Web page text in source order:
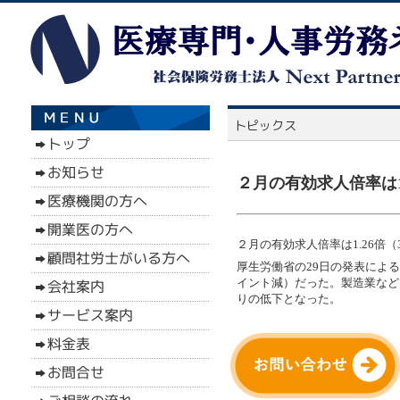
２月の有効求人倍率
２月の有効求人倍率は1.26倍
厚生労働省の29日の発表によ
イント減）だった。製造業な
りの低下となった。